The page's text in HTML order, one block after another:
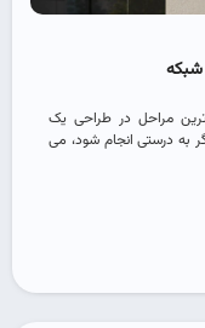
مراحل در طراحی یک
به‌ درستی انجام شود، می